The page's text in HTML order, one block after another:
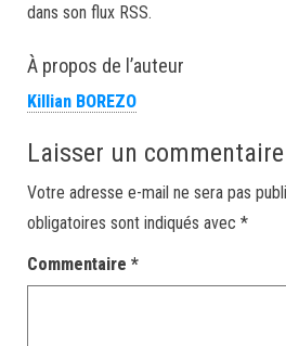
dans son flux RSS.
À propos de l’auteur
Killian BOREZO
Laisser un commentaire
Votre adresse e-mail ne sera pas
obligatoires sont indiqués avec *
Commentaire *